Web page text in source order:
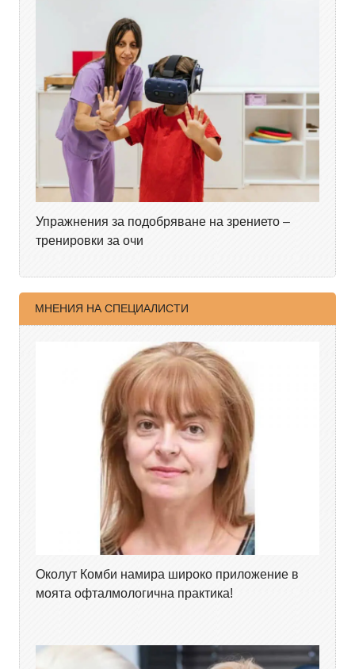
Упражнения за подобряване на зрението –
тренировки за очи
МНЕНИЯ НА СПЕЦИАЛИСТИ
Околут Комби намира широко приложение в
моята офталмологична практика!